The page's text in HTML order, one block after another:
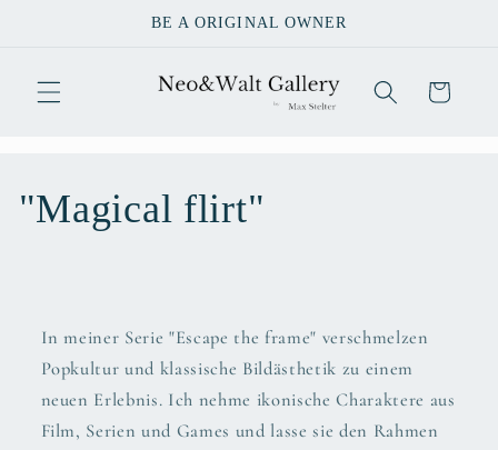
BE A ORIGINAL OWNER
Warenkorb
K
"Magical flirt"
In meiner Serie "Escape the frame" verschmelzen
Popkultur und klassische Bildästhetik zu einem
neuen Erlebnis. Ich nehme ikonische Charaktere aus
Film, Serien und Games und lasse sie den Rahmen